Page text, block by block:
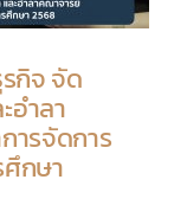
กิจ จัด
อำลา
ารจัดการ
ศึกษา